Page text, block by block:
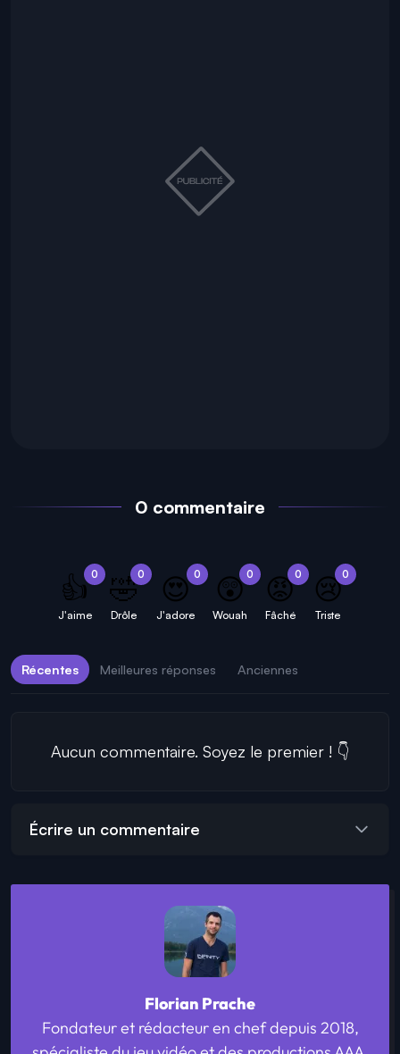
0 commentaire
0
👍
J'aime
0
🤣
Drôle
0
😍
J'adore
0
😲
Wouah
0
😡
Fâché
0
😢
Triste
Récentes Meilleures réponses Anciennes
Aucun commentaire. Soyez le premier ! 👇
Écrire un commentaire
Florian Prache
Fondateur et rédacteur en chef depuis 2018,